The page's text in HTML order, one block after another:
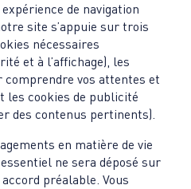
de navigation
site s’appuie sur trois
nécessaires
et à l’affichage), les
comprendre vos attentes et
les cookies de publicité
des contenus pertinents).
en matière de vie
ne sera déposé sur
préalable. Vous